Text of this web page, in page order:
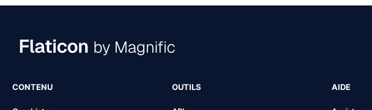
CONTENU OUTILS AIDE